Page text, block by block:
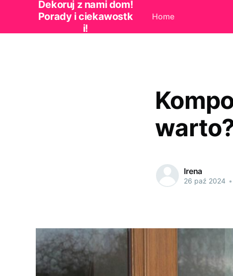
Dekoruj z nami dom!
Porady i ciekawostk
i!
Home
Irena
26 paź 2024 •